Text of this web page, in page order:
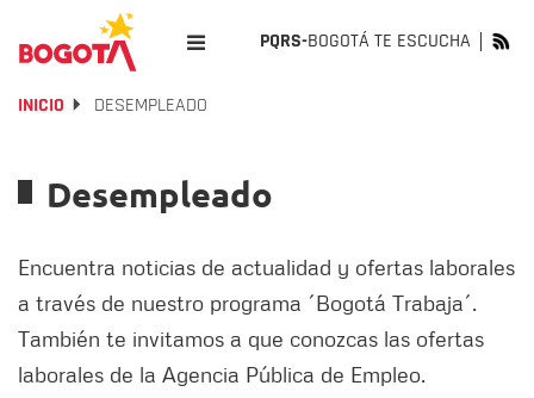
PQRS-BOGOTÁ TE ESCUCHA
INICIO DESEMPLEADO
Desempleado
Encuentra noticias de actualidad y ofertas laborales
a través de nuestro programa ´Bogotá Trabaja´.
También te invitamos a que conozcas las ofertas
laborales de la Agencia Pública de Empleo.